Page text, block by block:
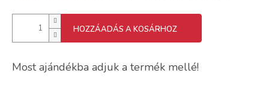
HOZZÁADÁS A KOSÁRHOZ
Most ajándékba adjuk a termék mellé!